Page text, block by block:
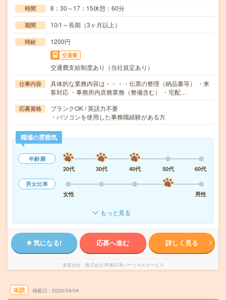
時間 8：30～17：15休憩：60分
期間 10/1～長期（3ヶ月以上）
時給 1200円
交通費
交通費支給制度あり（当社規定あり）
仕事内容
具体的な業務内容は・・・・伝票の整理（納品書等） ・来
客対応 ・事務所内庶務業務（整備含む） ・宅配…
応募資格
ブランクOK / 英語力不要
・パソコンを使用した事務職経験がある方
職場の雰囲気
年齢層
20代
30代 40代 50代
60代
男女比率
女性
男性
もっと見る
気になる! 応募へ進む 詳しく見る
派遣会社 株式会社JR東日本パーソネルサービス
未読 掲載日 2026/08/04